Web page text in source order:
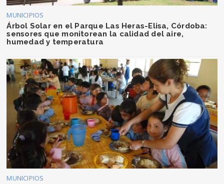
MUNICIPIOS
Árbol Solar en el Parque Las Heras-Elisa, Córdoba:
sensores que monitorean la calidad del aire,
humedad y temperatura
MUNICIPIOS